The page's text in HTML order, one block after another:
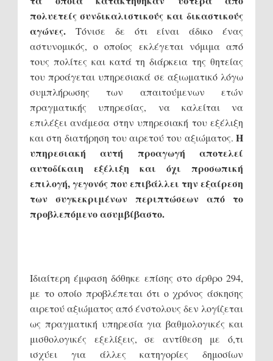
πολυετείς συνδικαλιστικούς και δικαστικούς
αγώνες. Τόνισε δε ότι είναι άδικο ένας
αστυνομικός, ο οποίος εκλέγεται νόμιμα από
τους πολίτες και κατά τη διάρκεια της θητείας
του προάγεται υπηρεσιακά σε αξιωματικό λόγω
συμπλήρωσης των απαιτούμενων ετών
πραγματικής υπηρεσίας, να καλείται να
επιλέξει ανάμεσα στην υπηρεσιακή του εξέλιξη
και στη διατήρηση του αιρετού του αξιώματος. Η
υπηρεσιακή αυτή προαγωγή αποτελεί
αυτοδίκαιη εξέλιξη και όχι προσωπική
επιλογή, γεγονός που επιβάλλει την εξαίρεση
των συγκεκριμένων περιπτώσεων από το
προβλεπόμενο ασυμβίβαστο.
Ιδιαίτερη έμφαση δόθηκε επίσης στο άρθρο 294,
με το οποίο προβλέπεται ότι ο χρόνος άσκησης
αιρετού αξιώματος από ένστολους δεν λογίζεται
ως πραγματική υπηρεσία για βαθμολογικές και
μισθολογικές εξελίξεις, σε αντίθεση με ό,τι
ισχύει για άλλες κατηγορίες δημοσίων